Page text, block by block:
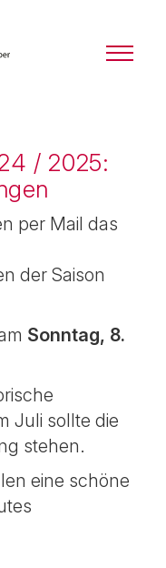
/ 2025:
per Mail das
der Saison
Sonntag, 8.
Juli sollte die
stehen.
eine schöne